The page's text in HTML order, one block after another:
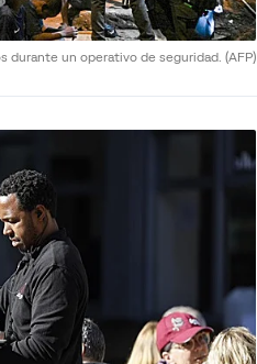
durante un operativo de seguridad. (AFP)